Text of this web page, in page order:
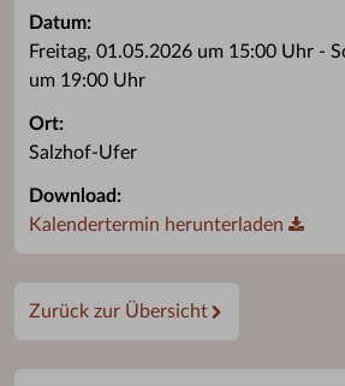
Datum:
Freitag, 01.05.2026 um 15:00 Uhr -
um 19:00 Uhr
Ort:
Salzhof-Ufer
Download:
Kalendertermin herunterladen
Zurück zur Übersicht